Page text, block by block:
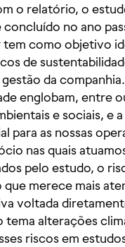
o relatório, o
concluído no ano
tem como objetivo
de
da
englobam, entre
e sociais, e
para as nossas
nas quais
pelo estudo, o
merece mais
voltada
tema alterações
riscos em